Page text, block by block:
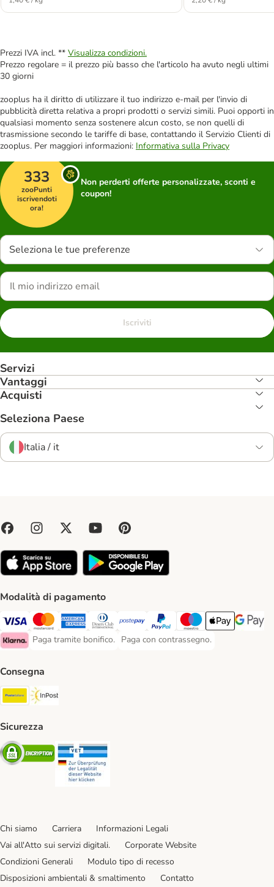
Prezzi IVA incl. ** Visualizza condizioni.
Prezzo regolare = il prezzo più basso che l'articolo ha avuto negli ultimi
30 giorni
zooplus ha il diritto di utilizzare il tuo indirizzo e-mail per l'invio di
pubblicità diretta relativa a propri prodotti o servizi simili. Puoi opporti in
qualsiasi momento senza sostenere alcun costo, se non quelli di
trasmissione secondo le tariffe di base, contattando il Servizio Clienti di
zooplus. Per maggiori informazioni: Informativa sulla Privacy
333
zooPunti
iscrivendoti
ora!
Non perderti offerte personalizzate, sconti e
coupon!
Seleziona le tue preferenze
Iscriviti
Servizi
Vantaggi
Acquisti
Seleziona Paese
Italia / it
Modalità di pagamento
Paga con Visa. Payment Method
Paga con Mastercard. Payment Method
Paga con American Express. Payment Method
Paga con Diners Club. Payment Method
Paga con Postepay. Payment Method
Paga con PayPal. Payment
Paga con Maestro.
Apple PayGoogle
Klarna Payment Method
Paga tramite bonifico.
Paga tramite bonifico. Payment Method
Paga con contrassegno.
Paga con contrassegno. Payment
Consegna
Poste Italiane. Shipping Method
Sicurezza
Security
Chi siamo Carriera
Informazioni Legali
Vai all'Atto sui servizi digitali.
Corporate Website
Condizioni Generali
Modulo tipo di recesso
Disposizioni ambientali & smaltimento
Contatto